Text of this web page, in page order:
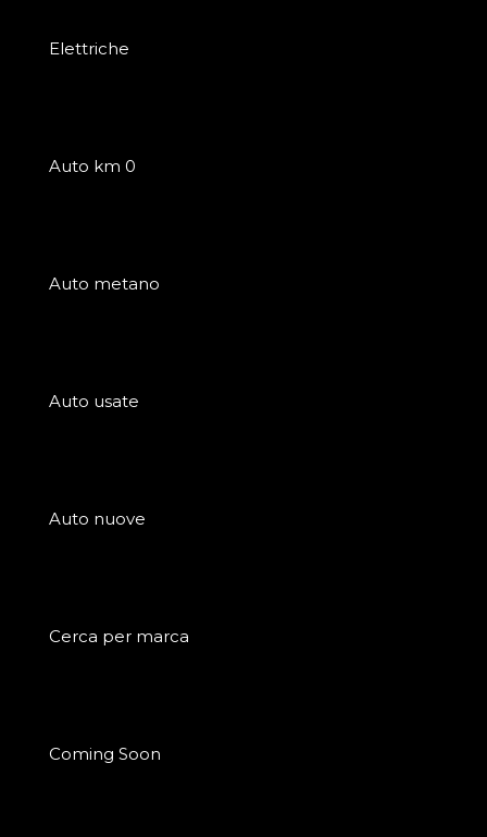
Elettriche
Auto km 0
Auto metano
Auto usate
Auto nuove
Cerca per marca
Coming Soon